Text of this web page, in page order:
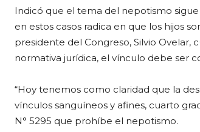
Indicó que el tema del nepotismo
en estos casos radica en que los hijos
presidente del Congreso, Silvio Ovelar,
normativa jurídica, el vínculo debe ser
“Hoy tenemos como claridad que la
vínculos sanguíneos y afines, cuarto
N° 5295 que prohíbe el nepotismo.